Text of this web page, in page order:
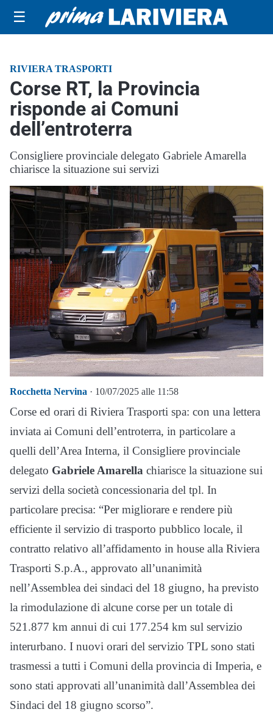
☰
RIVIERA TRASPORTI
Corse RT, la Provincia
risponde ai Comuni
dell’entroterra
Consigliere provinciale delegato Gabriele Amarella
chiarisce la situazione sui servizi
Rocchetta Nervina · 10/07/2025 alle 11:58
Corse ed orari di Riviera Trasporti spa: con una lettera
inviata ai Comuni dell’entroterra, in particolare a
quelli dell’Area Interna, il Consigliere provinciale
delegato Gabriele Amarella chiarisce la situazione sui
servizi della società concessionaria del tpl. In
particolare precisa: “Per migliorare e rendere più
efficiente il servizio di trasporto pubblico locale, il
contratto relativo all’affidamento in house alla Riviera
Trasporti S.p.A., approvato all’unanimità
nell’Assemblea dei sindaci del 18 giugno, ha previsto
la rimodulazione di alcune corse per un totale di
521.877 km annui di cui 177.254 km sul servizio
interurbano. I nuovi orari del servizio TPL sono stati
trasmessi a tutti i Comuni della provincia di Imperia, e
sono stati approvati all’unanimità dall’Assemblea dei
Sindaci del 18 giugno scorso”.